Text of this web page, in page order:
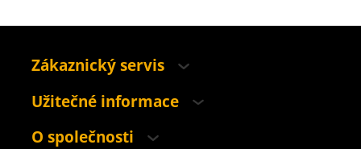
Zákaznický servis
Užitečné informace
O společnosti